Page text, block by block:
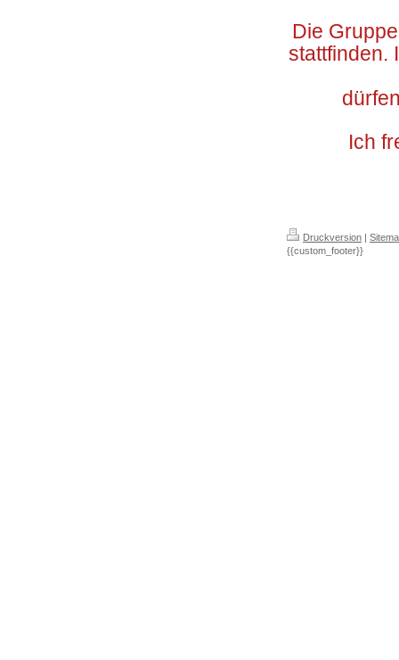
Die
stattfinden.
Ich
Druckversion |
{{custom_footer}}